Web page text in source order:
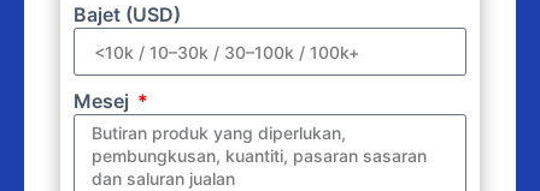
Bajet (USD)
Mesej